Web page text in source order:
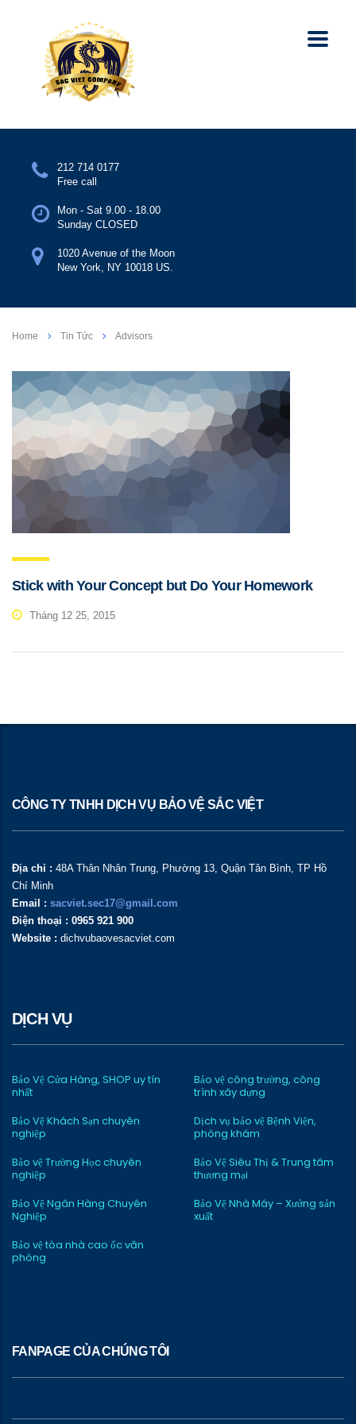
212 714 0177
Free call
Mon - Sat 9.00 - 18.00
Sunday CLOSED
1020 Avenue of the Moon
New York, NY 10018 US.
Home Tin Tức Advisors
Stick with Your Concept but Do Your Homework
Tháng 12 25, 2015
CÔNG TY TNHH DỊCH VỤ BẢO VỆ SẮC VIỆT
Địa chỉ : 48A Thân Nhân Trung, Phường 13, Quận Tân Bình, TP Hồ
Chí Minh
Email : sacviet.sec17@gmail.com
Điện thoại : 0965 921 900
Website : dichvubaovesacviet.com
DỊCH VỤ
Bảo Vệ Cửa Hàng, SHOP uy tín
nhất
Bảo vệ công trường, công
trình xây dựng
Bảo Vệ Khách Sạn chuyên
nghiệp
Dịch vụ bảo vệ Bệnh Viện,
phòng khám
Bảo vệ Trường Học chuyên
nghiệp
Bảo Vệ Siêu Thị & Trung tâm
thương mại
Bảo Vệ Ngân Hàng Chuyên
Nghiệp
Bảo Vệ Nhà Máy – Xưởng sản
xuất
Bảo vệ tòa nhà cao ốc văn
phòng
FANPAGE CỦA CHÚNG TÔI